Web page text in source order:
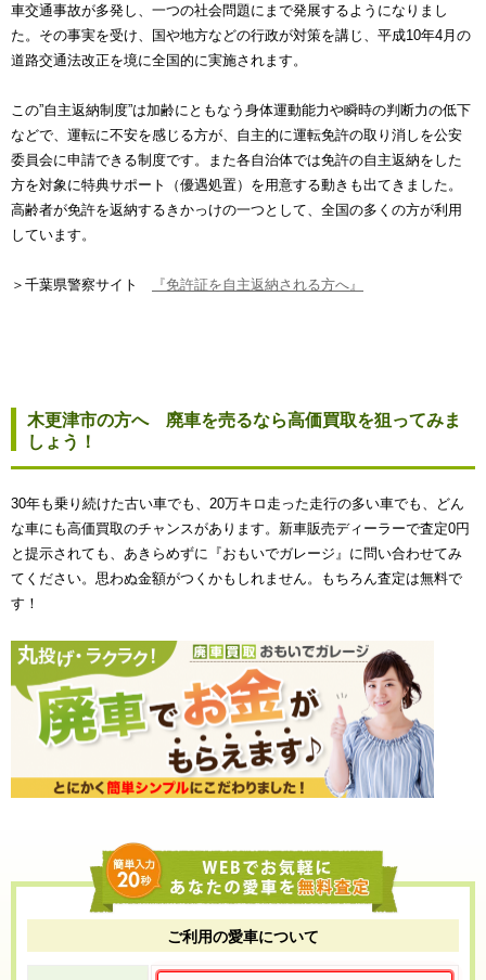
車交通事故が多発し、一つの社会問題にまで発展するようになりまし
た。その事実を受け、国や地方などの行政が対策を講じ、平成10年4月の
道路交通法改正を境に全国的に実施されます。
この”自主返納制度”は加齢にともなう身体運動能力や瞬時の判断力の低下
などで、運転に不安を感じる方が、自主的に運転免許の取り消しを公安
委員会に申請できる制度です。また各自治体では免許の自主返納をした
方を対象に特典サポート（優遇処置）を用意する動きも出てきました。
高齢者が免許を返納するきかっけの一つとして、全国の多くの方が利用
しています。
＞千葉県警察サイト 『免許証を自主返納される方へ』
木更津市の方へ 廃車を売るなら高価買取を狙ってみま
しょう！
30年も乗り続けた古い車でも、20万キロ走った走行の多い車でも、どん
な車にも高価買取のチャンスがあります。新車販売ディーラーで査定0円
と提示されても、あきらめずに『おもいでガレージ』に問い合わせてみ
てください。思わぬ金額がつくかもしれません。もちろん査定は無料で
す！
ご利用の愛車について